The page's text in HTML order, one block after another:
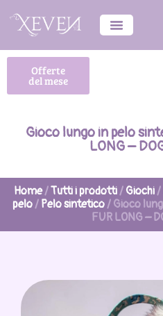
Offerte
del mese
Gioco lungo in pelo
LONG –
Home/Tutti i prodotti/ Giochi/
pelo/ Pelo sintetico/ Gioco
FUR LONG –